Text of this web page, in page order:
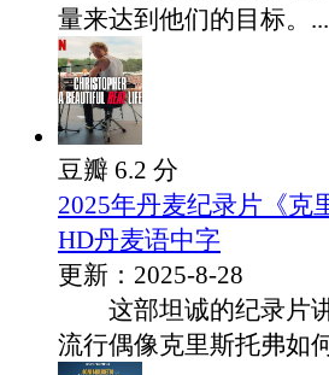
量来达到他们的目标。...
豆瓣 6.2 分
2025年丹麦纪录片《克
HD丹麦语中字
更新：2025-8-28
这部坦诚的纪录片讲
流行偶像克里斯托弗如